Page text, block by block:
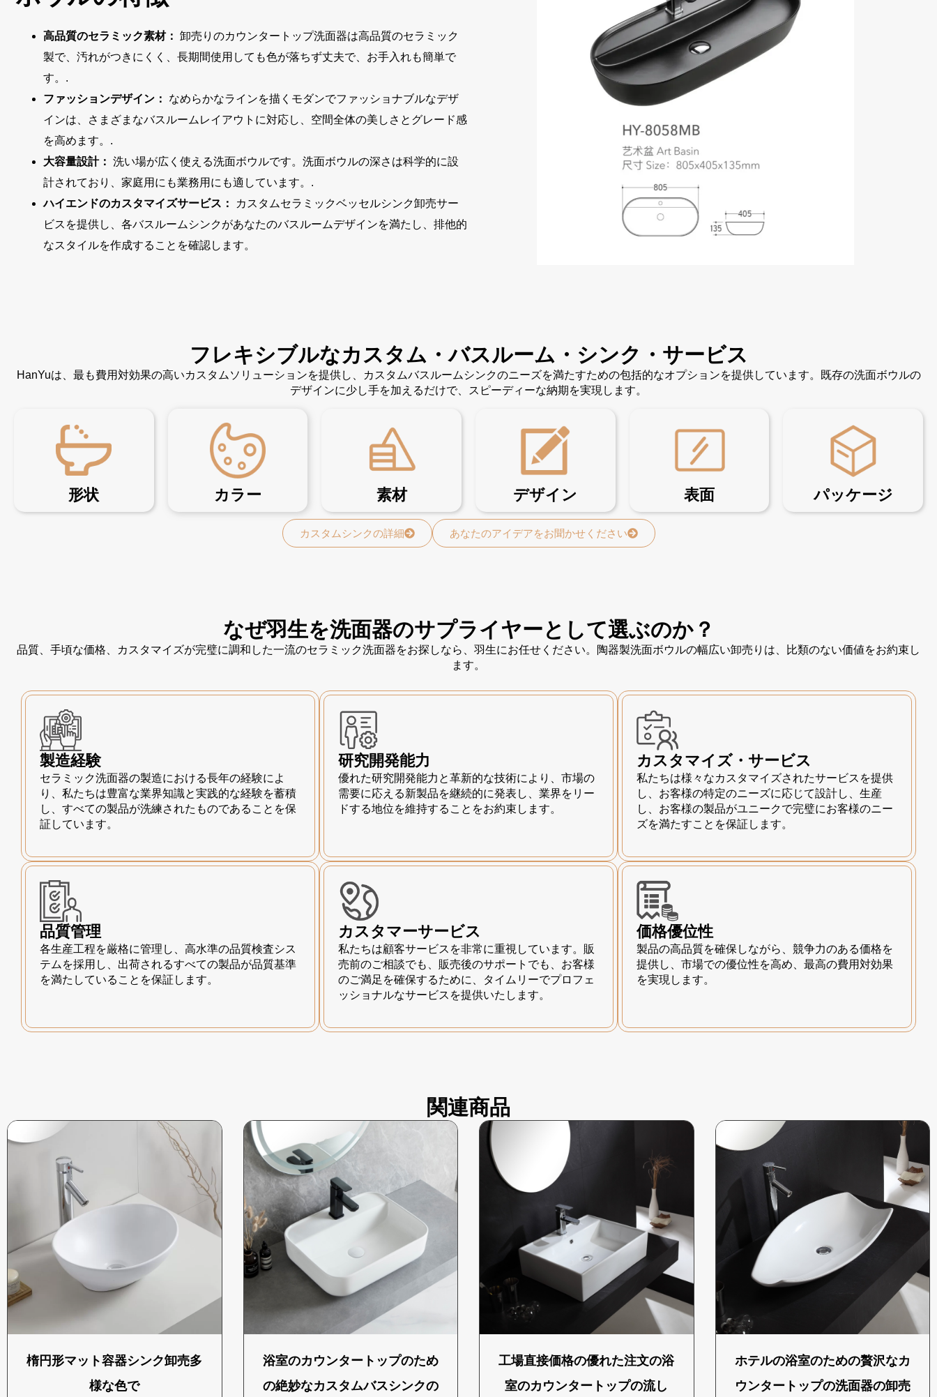
高品質のセラミック素材： 卸売りのカウンタートップ洗面器は高品質のセラミック
製で、汚れがつきにくく、長期間使用しても色が落ちず丈夫で、お手入れも簡単で
す。.
ファッションデザイン：
なめらかなラインを描くモダンでファッショナブルなデザ
インは、さまざまなバスルームレイアウトに対応し、空間全体の美しさとグレード感
を高めます。.
大容量設計： 洗い場が広く使える洗面ボウルです。洗面ボウルの深さは科学的に設
計されており、家庭用にも業務用にも適しています。.
ハイエンドのカスタマイズサービス：
カスタムセラミックベッセルシンク卸売サー
ビスを提供し、各バスルームシンクがあなたのバスルームデザインを満たし、排他的
なスタイルを作成することを確認します。
フレキシブルなカスタム・バスルーム・シンク・サービス
HanYuは、最も費用対効果の高いカスタムソリューションを提供し、カスタムバスルームシンクのニーズを満たすための包括的なオプションを提供しています。既存の洗面ボウルの
デザインに少し手を加えるだけで、スピーディーな納期を実現します。
形状 カラー 素材 デザイン 表面 パッケージ
カスタムシンクの詳細 あなたのアイデアをお聞かせください
なぜ羽生を洗面器のサプライヤーとして選ぶのか？
品質、手頃な価格、カスタマイズが完璧に調和した一流のセラミック洗面器をお探しなら、羽生にお任せください。陶器製洗面ボウルの幅広い卸売りは、比類のない価値をお約束し
ます。
製造経験
セラミック洗面器の製造における長年の経験によ
り、私たちは豊富な業界知識と実践的な経験を蓄積
し、すべての製品が洗練されたものであることを保
証しています。
研究開発能力
優れた研究開発能力と革新的な技術により、市場の
需要に応える新製品を継続的に発表し、業界をリー
ドする地位を維持することをお約束します。
カスタマイズ・サービス
私たちは様々なカスタマイズされたサービスを提供
し、お客様の特定のニーズに応じて設計し、生産
し、お客様の製品がユニークで完璧にお客様のニー
ズを満たすことを保証します。
品質管理
各生産工程を厳格に管理し、高水準の品質検査シス
テムを採用し、出荷されるすべての製品が品質基準
を満たしていることを保証します。
カスタマーサービス
私たちは顧客サービスを非常に重視しています。販
売前のご相談でも、販売後のサポートでも、お客様
のご満足を確保するために、タイムリーでプロフェ
ッショナルなサービスを提供いたします。
価格優位性
製品の高品質を確保しながら、競争力のある価格を
提供し、市場での優位性を高め、最高の費用対効果
を実現します。
関連商品
楕円形マット容器シンク卸売多
様な色で
浴室のカウンタートップのため
の絶妙なカスタムバスシンクの
工場直接価格の優れた注文の浴
室のカウンタートップの流し
ホテルの浴室のための贅沢なカ
ウンタートップの洗面器の卸売